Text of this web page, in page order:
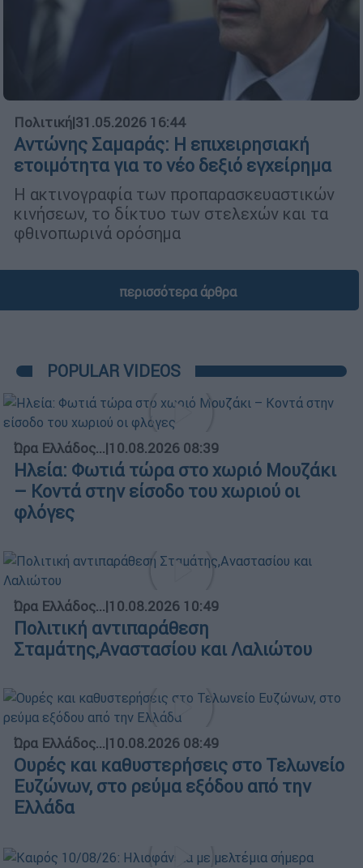
Πολιτική|31.05.2026 16:44
Αντώνης Σαμαράς: Η επιχειρησιακή
ετοιμότητα για το νέο δεξιό εγχείρημα
Η ακτινογραφία των προπαρασκευαστικών
κινήσεων, το δίκτυο των στελεχών και τα
φθινοπωρινά ορόσημα
περισσότερα άρθρα
POPULAR VIDEOS
Ώρα Ελλάδος...|10.08.2026 08:39
Ηλεία: Φωτιά τώρα στο χωριό Μουζάκι
– Κοντά στην είσοδο του χωριού οι
φλόγες
Ώρα Ελλάδος...|10.08.2026 10:49
Πολιτική αντιπαράθεση
Σταμάτης,Αναστασίου και Λαλιώτου
Ώρα Ελλάδος...|10.08.2026 08:49
Ουρές και καθυστερήσεις στο Τελωνείο
Ευζώνων, στο ρεύμα εξόδου από την
Ελλάδα